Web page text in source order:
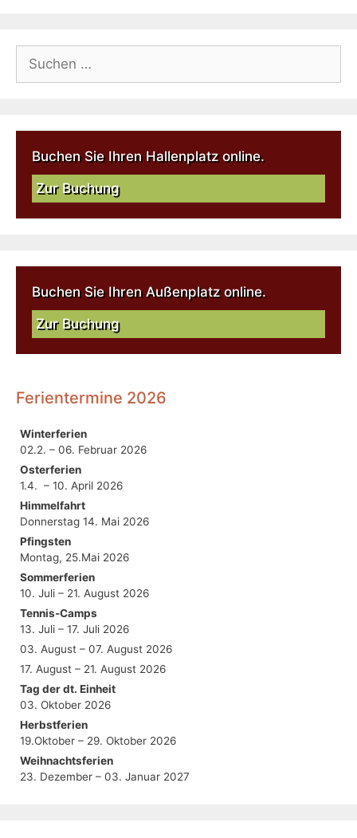
Buchen Sie Ihren Hallenplatz online.
Zur Buchung
Buchen Sie Ihren Außenplatz online.
Zur Buchung
Ferientermine 2026
Winterferien
02.2. – 06. Februar 2026
Osterferien
1.4. – 10. April 2026
Himmelfahrt
Donnerstag 14. Mai 2026
Pfingsten
Montag, 25.Mai 2026
Sommerferien
10. Juli – 21. August 2026
Tennis-Camps
13. Juli – 17. Juli 2026
03. August – 07. August 2026
17. August – 21. August 2026
Tag der dt. Einheit
03. Oktober 2026
Herbstferien
19.Oktober – 29. Oktober 2026
Weihnachtsferien
23. Dezember – 03. Januar 2027